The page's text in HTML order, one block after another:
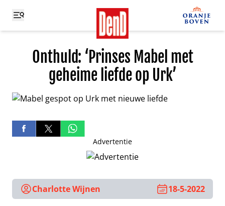
Onthuld: ‘Prinses Mabel met
geheime liefde op Urk’
Advertentie
Charlotte Wijnen 18-5-2022